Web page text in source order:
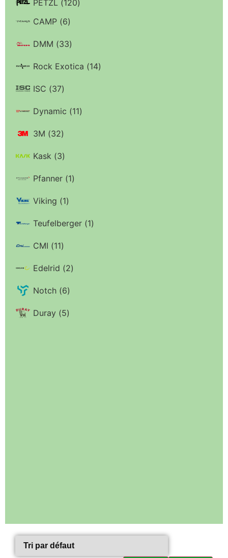
PETZL (120)
CAMP (6)
DMM (33)
Rock Exotica (14)
ISC (37)
Dynamic (11)
3M (32)
Kask (3)
Pfanner (1)
Viking (1)
Teufelberger (1)
CMI (11)
Edelrid (2)
Notch (6)
Duray (5)